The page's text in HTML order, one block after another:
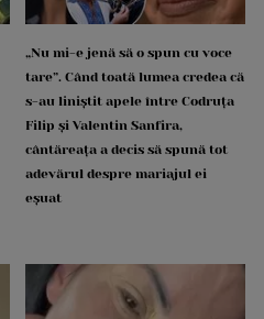
„Nu mi-e jenă să o spun cu voce
tare”. Când toată lumea credea că
s-au liniștit apele între Codruța
Filip și Valentin Sanfira,
cântăreața a decis să spună tot
adevărul despre mariajul ei
eșuat